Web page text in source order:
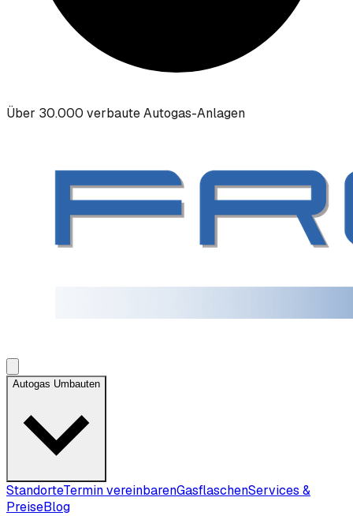
Über 30.000 verbaute Autogas-Anlagen
Autogas Umbauten
StandorteTermin vereinbarenGasflaschenServices &
PreiseBlog